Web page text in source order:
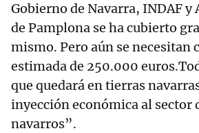
Gobierno de Navarra, INDAF
de Pamplona se ha cubierto
mismo. Pero aún se necesitan
estimada de 250.000
que quedará en tierras
inyección económica al sector
navarros”.